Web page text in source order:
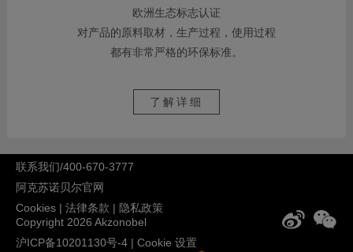
欧洲生态标志认证
对产品的原料取材，生产过程，使用过程
都有非常严格的环保标准。
了解详细
联系我们/400-670-3777
阿克苏诺贝尔官网
Cookies | 法律条款 | 隐私政策
Copyright 2026 Akzonobel
沪ICP备10201130号-4 | Cookie 设置